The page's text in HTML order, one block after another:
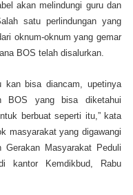
akan melindungi guru dan
satu perlindungan yang
oknum-oknum yang gemar
BOS telah disalurkan.
kan bisa diancam, upetinya
BOS yang bisa diketahui
berbuat seperti itu,” kata
masyarakat yang digawangi
Gerakan Masyarakat Peduli
kantor Kemdikbud, Rabu